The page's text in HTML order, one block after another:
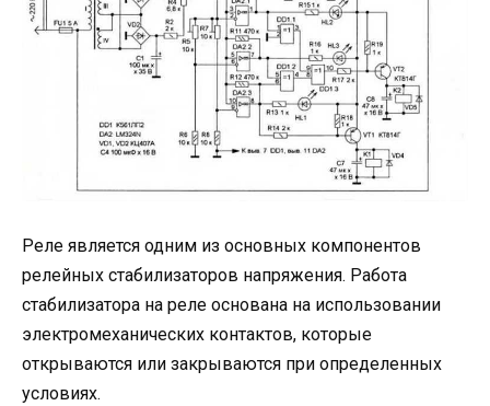
Реле является одним из основных компонентов
релейных стабилизаторов напряжения. Работа
стабилизатора на реле основана на использовании
электромеханических контактов, которые
открываются или закрываются при определенных
условиях.